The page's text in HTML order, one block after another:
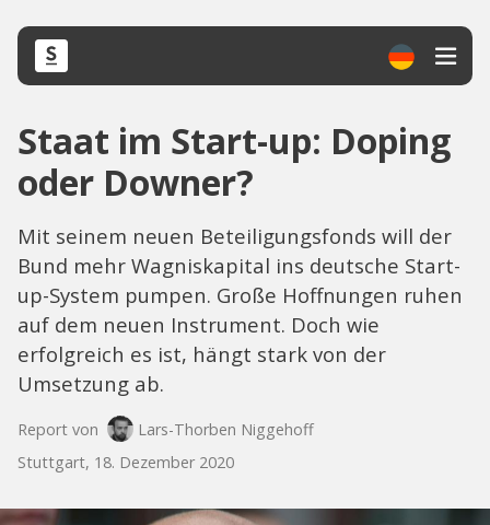
Staat im Start-up: Doping
oder Downer?
Mit seinem neuen Beteiligungsfonds will der
Bund mehr Wagniskapital ins deutsche Start-
up-System pumpen. Große Hoffnungen ruhen
auf dem neuen Instrument. Doch wie
erfolgreich es ist, hängt stark von der
Umsetzung ab.
Report von
Lars-Thorben Niggehoff
Stuttgart, 18. Dezember 2020